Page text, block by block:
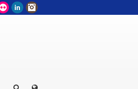
Flickr LinkedIn